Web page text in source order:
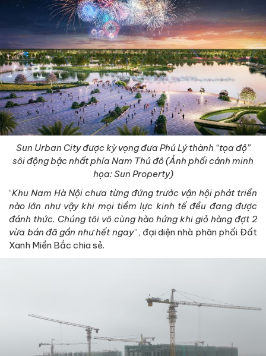
Sun Urban City được kỳ vọng đưa Phủ Lý thành “tọa độ”
sôi động bậc nhất phía Nam Thủ đô (Ảnh phối cảnh minh
họa: Sun Property)
“Khu Nam Hà Nội chưa từng đứng trước vận hội phát triển
nào lớn như vậy khi mọi tiềm lực kinh tế đều đang được
đánh thức. Chúng tôi vô cùng hào hứng khi giỏ hàng đợt 2
vừa bán đã gần như hết ngay”, đại diện nhà phân phối Đất
Xanh Miền Bắc chia sẻ.